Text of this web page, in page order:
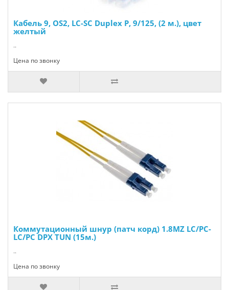
Кабель 9, OS2, LC-SC Duplex P, 9/125, (2 м.), цвет
желтый
..
Цена по звонку
Коммутационный шнур (патч корд) 1.8MZ LC/PC-
LC/PC DPX TUN (15м.)
..
Цена по звонку